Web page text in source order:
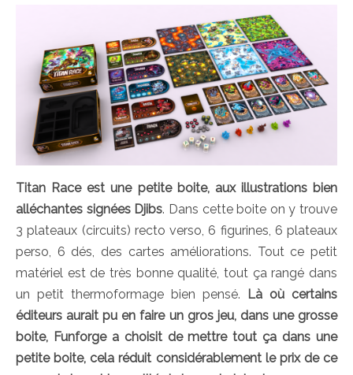
Titan Race est une petite boite, aux illustrations bien
alléchantes signées Djibs. Dans cette boite on y trouve
3 plateaux (circuits) recto verso, 6 figurines, 6 plateaux
perso, 6 dés, des cartes améliorations. Tout ce petit
matériel est de très bonne qualité, tout ça rangé dans
un petit thermoformage bien pensé.
Là où certains
éditeurs aurait pu en faire un gros jeu, dans une grosse
boite, Funforge a choisit de mettre tout ça dans une
petite boite, cela réduit considérablement le prix de ce